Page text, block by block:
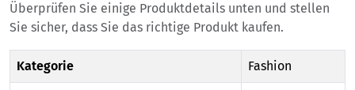
Überprüfen Sie einige Produktdetails unten und stellen
Sie sicher, dass Sie das richtige Produkt kaufen.
Kategorie Fashion